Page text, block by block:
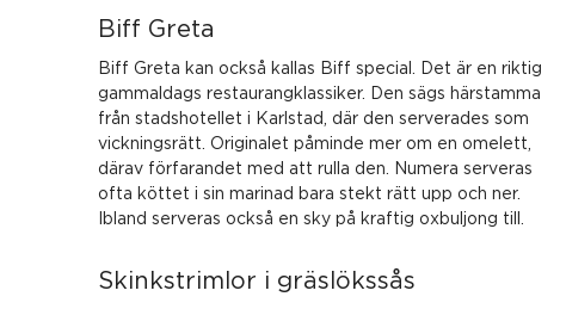
Biff Greta
Biff Greta kan också kallas Biff special. Det är en riktig
gammaldags restaurangklassiker. Den sägs härstamma
från stadshotellet i Karlstad, där den serverades som
vickningsrätt. Originalet påminde mer om en omelett,
därav förfarandet med att rulla den. Numera serveras
ofta köttet i sin marinad bara stekt rätt upp och ner.
Ibland serveras också en sky på kraftig oxbuljong till.
Skinkstrimlor i gräslökssås